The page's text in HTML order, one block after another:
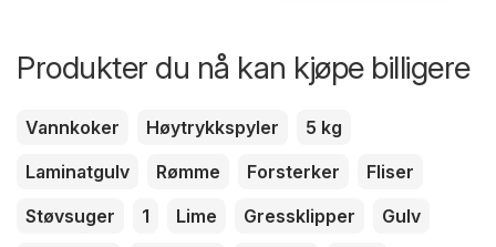
Produkter du nå kan kjøpe billigere
Vannkoker Høytrykkspyler
5 kg
Laminatgulv
Rømme Forsterker
Fliser
Støvsuger
1 Lime Gressklipper
Gulv